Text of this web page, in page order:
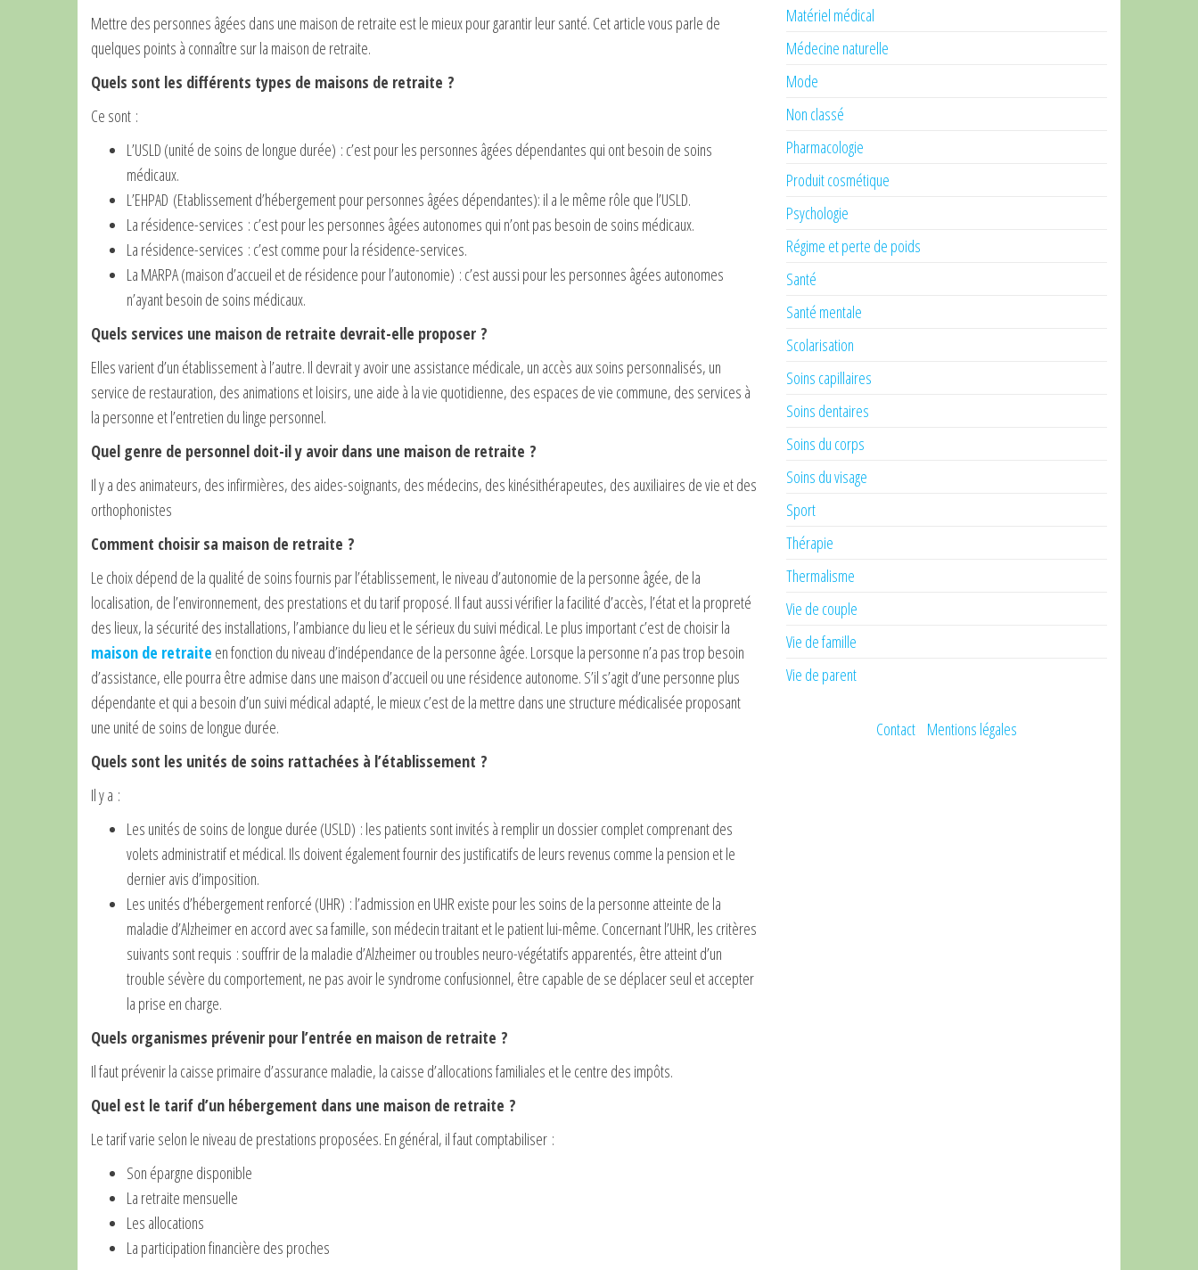
Mettre des personnes âgées dans une maison de retraite est le mieux pour garantir leur santé. Cet article vous parle de
quelques points à connaître sur la maison de retraite.
Quels sont les différents types de maisons de retraite ?
Ce sont :
L’USLD (unité de soins de longue durée) : c’est pour les personnes âgées dépendantes qui ont besoin de soins
médicaux.
L’EHPAD (Etablissement d’hébergement pour personnes âgées dépendantes): il a le même rôle que l’USLD.
La résidence-services : c’est pour les personnes âgées autonomes qui n’ont pas besoin de soins médicaux.
La résidence-services : c’est comme pour la résidence-services.
La MARPA (maison d’accueil et de résidence pour l’autonomie) : c’est aussi pour les personnes âgées autonomes
n’ayant besoin de soins médicaux.
Quels services une maison de retraite devrait-elle proposer ?
Elles varient d’un établissement à l’autre. Il devrait y avoir une assistance médicale, un accès aux soins personnalisés, un
service de restauration, des animations et loisirs, une aide à la vie quotidienne, des espaces de vie commune, des services à
la personne et l’entretien du linge personnel.
Quel genre de personnel doit-il y avoir dans une maison de retraite ?
Il y a des animateurs, des infirmières, des aides-soignants, des médecins, des kinésithérapeutes, des auxiliaires de vie et des
orthophonistes
Comment choisir sa maison de retraite ?
Le choix dépend de la qualité de soins fournis par l’établissement, le niveau d’autonomie de la personne âgée, de la
localisation, de l’environnement, des prestations et du tarif proposé. Il faut aussi vérifier la facilité d’accès, l’état et la propreté
des lieux, la sécurité des installations, l’ambiance du lieu et le sérieux du suivi médical. Le plus important c’est de choisir la
maison de retraite en fonction du niveau d’indépendance de la personne âgée. Lorsque la personne n’a pas trop besoin
d’assistance, elle pourra être admise dans une maison d’accueil ou une résidence autonome. S’il s’agit d’une personne plus
dépendante et qui a besoin d’un suivi médical adapté, le mieux c’est de la mettre dans une structure médicalisée proposant
une unité de soins de longue durée.
Quels sont les unités de soins rattachées à l’établissement ?
Il y a :
Les unités de soins de longue durée (USLD) : les patients sont invités à remplir un dossier complet comprenant des
volets administratif et médical. Ils doivent également fournir des justificatifs de leurs revenus comme la pension et le
dernier avis d’imposition.
Les unités d’hébergement renforcé (UHR) : l’admission en UHR existe pour les soins de la personne atteinte de la
maladie d’Alzheimer en accord avec sa famille, son médecin traitant et le patient lui-même. Concernant l’UHR, les critères
suivants sont requis : souffrir de la maladie d’Alzheimer ou troubles neuro-végétatifs apparentés, être atteint d’un
trouble sévère du comportement, ne pas avoir le syndrome confusionnel, être capable de se déplacer seul et accepter
la prise en charge.
Quels organismes prévenir pour l’entrée en maison de retraite ?
Il faut prévenir la caisse primaire d’assurance maladie, la caisse d’allocations familiales et le centre des impôts.
Quel est le tarif d’un hébergement dans une maison de retraite ?
Le tarif varie selon le niveau de prestations proposées. En général, il faut comptabiliser :
Son épargne disponible
La retraite mensuelle
Les allocations
La participation financière des proches
Matériel médical
Médecine naturelle
Mode
Non classé
Pharmacologie
Produit cosmétique
Psychologie
Régime et perte de poids
Santé
Santé mentale
Scolarisation
Soins capillaires
Soins dentaires
Soins du corps
Soins du visage
Sport
Thérapie
Thermalisme
Vie de couple
Vie de famille
Vie de parent
Contact Mentions légales